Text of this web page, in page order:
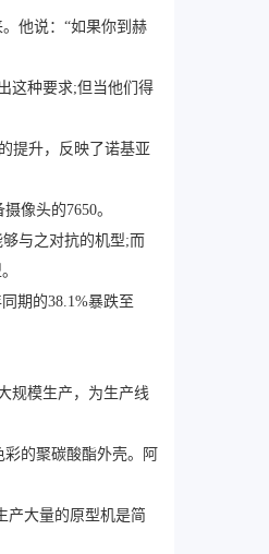
他说：“如果你到赫
这种要求;但当他们得
提升，反映了诺基亚
像头的7650。
与之对抗的机型;而
期的38.1%暴跌至
规模生产，为生产线
的聚碳酸酯外壳。阿
产大量的原型机是简